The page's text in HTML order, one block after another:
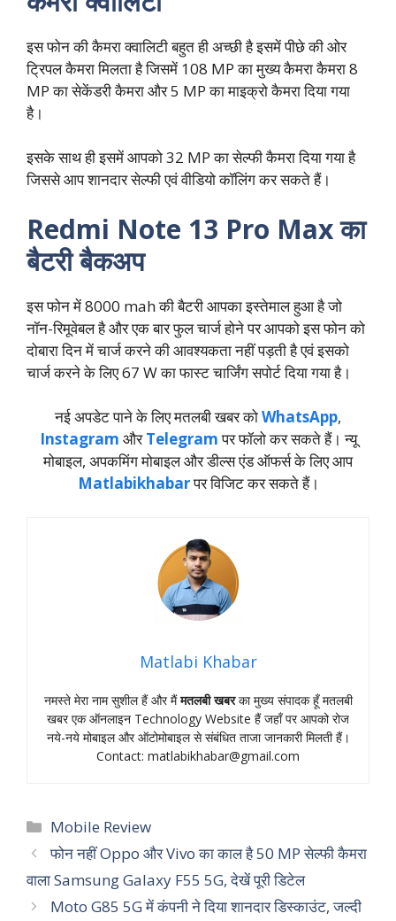
इस फोन की कैमरा क्वालिटी बहुत ही अच्छी है इसमें पीछे की ओर
ट्रिपल कैमरा मिलता है जिसमें 108 MP का मुख्य कैमरा कैमरा 8
MP का सेकेंडरी कैमरा और 5 MP का माइक्रो कैमरा दिया गया
है।
इसके साथ ही इसमें आपको 32 MP का सेल्फी कैमरा दिया गया है
जिससे आप शानदार सेल्फी एवं वीडियो कॉलिंग कर सकते हैं।
Redmi Note 13 Pro Max का
बैटरी बैकअप
इस फोन में 8000 mah की बैटरी आपका इस्तेमाल हुआ है जो
नॉन-रिमूवेबल है और एक बार फुल चार्ज होने पर आपको इस फोन को
दोबारा दिन में चार्ज करने की आवश्यकता नहीं पड़ती है एवं इसको
चार्ज करने के लिए 67 W का फास्ट चार्जिंग सपोर्ट दिया गया है।
नई अपडेट पाने के लिए मतलबी खबर कोWhatsApp,
Instagram औरTelegramपर फॉलो कर सकते हैं। न्‍यू
मोबाइल, अपकमिंग मोबाइल और डील्‍स एंड ऑफर्स के लिए आप
Matlabikhabarपर विजिट कर सकते हैं।
Matlabi Khabar
नमस्‍ते मेरा नाम सुशील हैं और मैंमतलबी खबरका मुख्‍य संपादक हूँ मतलबी
खबर एक ऑनलाइन Technology Website हैं जहॉं पर आपको रोज
नये-नये मोबाइल और ऑटोमोबाइल से संबंधित ताजा जानकारी मिलती हैं।
Contact: matlabikhabar@gmail.com
Categories
Mobile Review
फोन नहीं Oppo और Vivo का काल है 50 MP सेल्फी कैमरा
वाला Samsung Galaxy F55 5G, देखें पूरी डिटेल
Moto G85 5G में कंपनी ने दिया शानदार डिस्काउंट, जल्दी